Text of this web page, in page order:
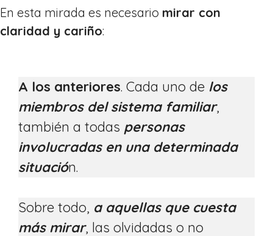
En esta mirada es necesario mirar con
claridad y cariño:
A los anteriores. Cada uno de los
miembros del sistema familiar,
también a todas personas
involucradas en una determinada
situación.
Sobre todo, a aquellas que cuesta
más mirar, las olvidadas o no